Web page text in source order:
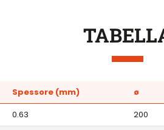
Spessore (mm) ø
0.63 200